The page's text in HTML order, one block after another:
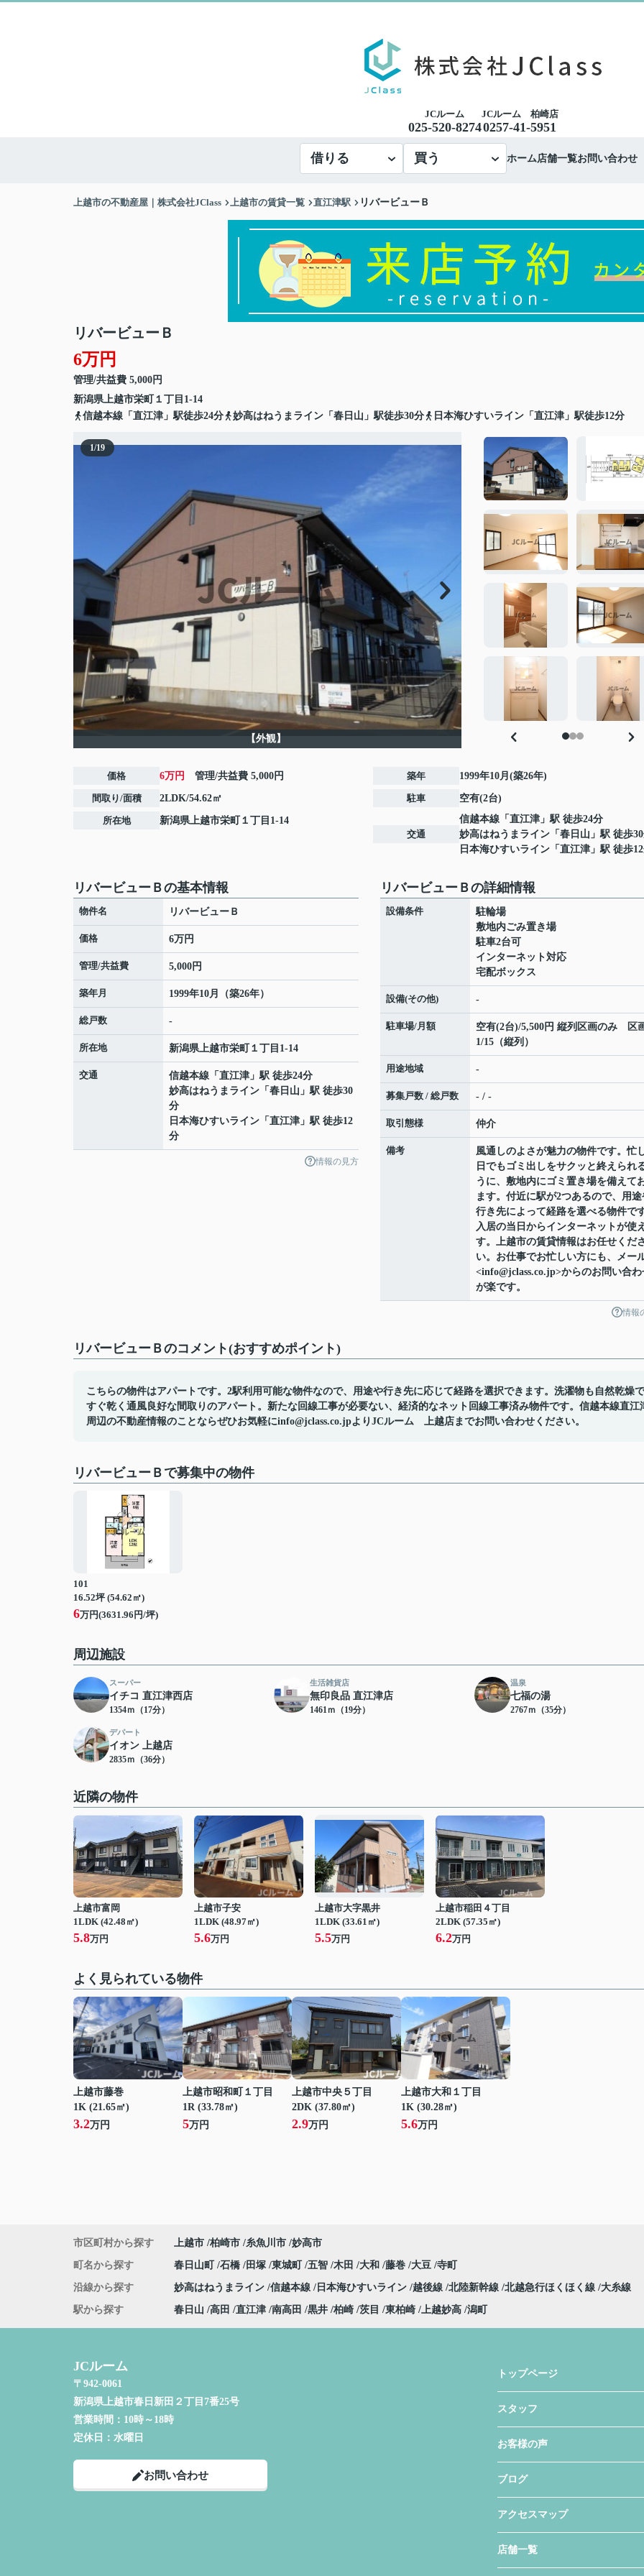
JCルーム
025-520-8274
JCルーム 柏崎店
0257-41-5951
借りる 買う ホーム店舗一覧お問い合わせ
上越市の不動産屋｜株式会社JClass 上越市の賃貸一覧 直江津駅 リバービューＢ
リバービューＢ
6万円
管理/共益費 5,000円
新潟県上越市栄町
１丁目1-14
信越本線「直江津」駅徒歩24分
妙高はねうまライン「春日山」駅徒歩30分 日本海ひすいライン「直江津」駅徒歩12分
1/19
【外観】
価格 6万円 管理/共益費 5,000円
間取り/面積 2LDK/54.62㎡
所在地 新潟県上越市栄町 １丁目1-14
築年 1999年10月(築26年)
駐車 空有(2台)
交通
信越本線 「 直江津 」駅 徒歩24分
妙高はねうまライン 「 春日山 」駅 徒歩
日本海ひすいライン 「 直江津 」駅 徒歩
リバービューＢの基本情報
物件名 リバービューＢ
価格 6万円
管理/共益費 5,000円
築年月 1999年10月（築26年）
総戸数 -
所在地 新潟県上越市栄町 １丁目1-14
交通 信越本線 「 直江津 」駅 徒歩24分
妙高はねうまライン 「 春日山 」駅 徒歩30
分
日本海ひすいライン 「 直江津 」駅 徒歩12
分
情報の見方
リバービューＢの詳細情報
設備条件
駐輪場
敷地内ごみ置き場
駐車2台可
インターネット対応
宅配ボックス
設備(その他) -
駐車場/月額
空有(2台)/5,500円 縦列区画のみ 区
1/15（縦列）
用途地域 -
募集戸数 / 総戸数 - / -
取引態様 仲介
備考
風通しのよさが魅力の物件です。忙
日でもゴミ出しをサクッと終えられ
うに、敷地内にゴミ置き場を備えて
ます。付近に駅が2つあるので、用途
行き先によって経路を選べる物件です
入居の当日からインターネットが使
す。上越市の賃貸情報はお任せくだ
い。お仕事でお忙しい方にも、メー
<info@jclass.co.jp>からのお問い合わ
が楽です。
情報
リバービューＢのコメント(おすすめポイント)
こちらの物件はアパートです。2駅利用可能な物件なので、用途や行き先に応じて経路を選択できます。洗濯物も自然乾燥で
すぐ乾く通風良好な間取りのアパート。新たな回線工事が必要ない、経済的なネット回線工事済み物件です。信越本線直江
周辺の不動産情報のことならぜひお気軽にinfo@jclass.co.jpよりJCルーム 上越店までお問い合わせください。
リバービューＢで募集中の物件
101
16.52坪 (54.62㎡)
6万円(3631.96円/坪)
周辺施設
スーパー
イチコ 直江津西店
1354ｍ（17分）
生活雑貨店
無印良品 直江津店
1461ｍ（19分）
温泉
七福の湯
2767ｍ（35分）
デパート
イオン 上越店
2835ｍ（36分）
近隣の物件
上越市富岡
1LDK (42.48㎡)
5.8万円
上越市子安
1LDK (48.97㎡)
5.6万円
上越市大字黒井
1LDK (33.61㎡)
5.5万円
上越市稲田４丁目
2LDK (57.35㎡)
6.2万円
よく見られている物件
上越市藤巻
1K (21.65㎡)
3.2万円
上越市昭和町１丁目
1R (33.78㎡)
5万円
上越市中央５丁目
2DK (37.80㎡)
2.9万円
上越市大和１丁目
1K (30.28㎡)
5.6万円
市区町村から探す 上越市 柏崎市 糸魚川市 妙高市
町名から探す 春日山町 石橋 田塚 東城町 五智 木田 大和 藤巻 大豆 寺町
沿線から探す 妙高はねうまライン 信越本線 日本海ひすいライン 越後線 北陸新幹線 北越急行ほくほく線 大糸線
駅から探す 春日山 高田 直江津 南高田 黒井 柏崎 茨目 東柏崎 上越妙高 潟町
JCルーム
〒942-0061
新潟県上越市春日新田２丁目7番25号
営業時間： 10時～18時
定休日： 水曜日
お問い合わせ
トップページ
スタッフ
お客様の声
ブログ
アクセスマップ
店舗一覧